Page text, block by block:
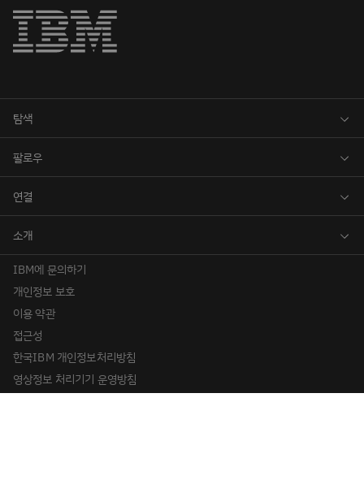
IBM에 문의하기
개인정보 보호
이용 약관
접근성
한국IBM 개인정보처리방침
영상정보 처리기기 운영방침